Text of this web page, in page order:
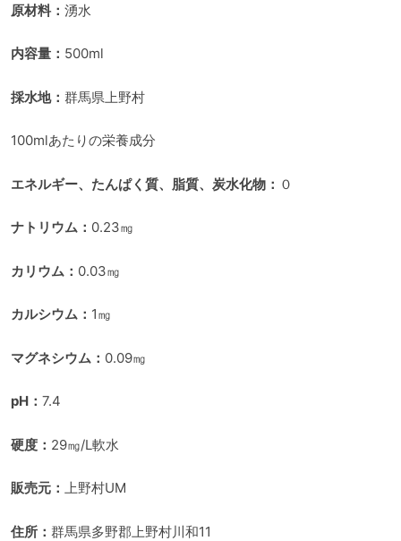
原材料： 湧水
内容量： 500ml
採水地： 群馬県上野村
100mlあたりの栄養成分
エネルギー、たんぱく質、脂質、炭水化物： ０
ナトリウム： 0.23㎎
カリウム： 0.03㎎
カルシウム： 1㎎
マグネシウム： 0.09㎎
pH： 7.4
硬度： 29㎎/L軟水
販売元： 上野村UM
住所： 群馬県多野郡上野村川和11